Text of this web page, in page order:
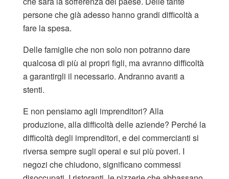
persone che già adesso hanno grandi difficoltà a
fare la spesa.
Delle famiglie che non solo non potranno dare
qualcosa di più ai propri figli, ma avranno difficoltà
a garantirgli il necessario. Andranno avanti a
stenti.
E non pensiamo agli imprenditori? Alla
produzione, alla difficoltà delle aziende? Perché la
difficoltà degli imprenditori, e dei commercianti si
riversa sempre sugli operai e sui più poveri. I
negozi che chiudono, significano commessi